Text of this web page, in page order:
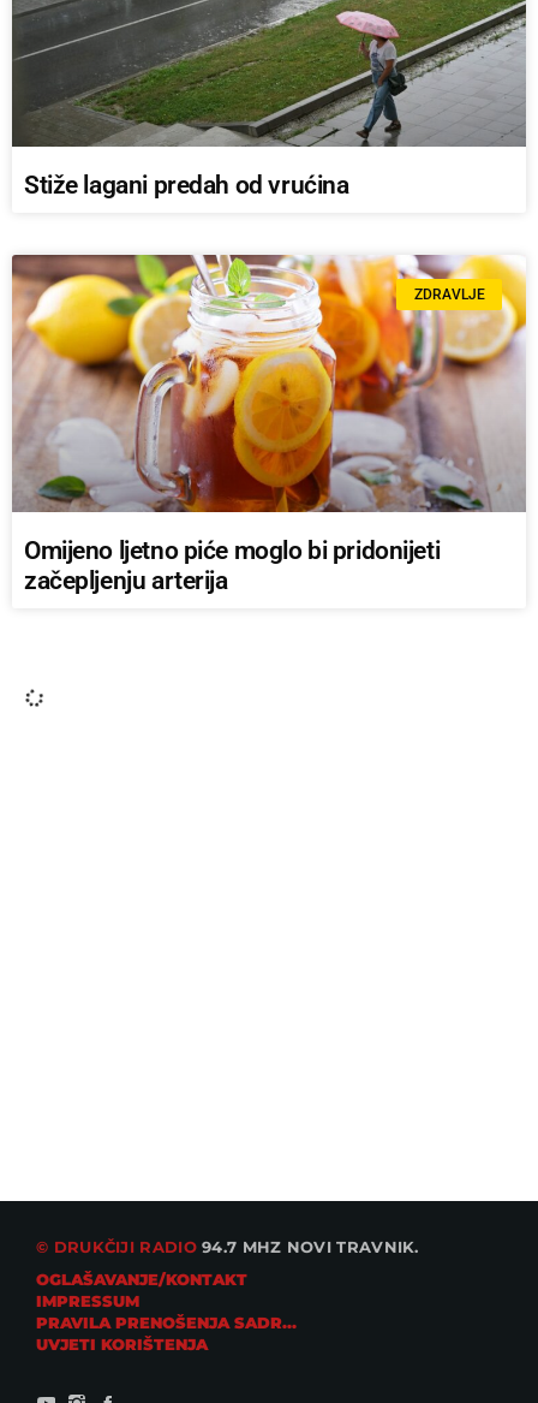
Stiže lagani predah od vrućina
ZDRAVLJE
Omijeno ljetno piće moglo bi pridonijeti
začepljenju arterija
© DRUKČIJI RADIO94.7 MHZ NOVI TRAVNIK.
OGLAŠAVANJE/KONTAKT
IMPRESSUM
PRAVILA PRENOŠENJA SADRŽAJA
UVJETI KORIŠTENJA